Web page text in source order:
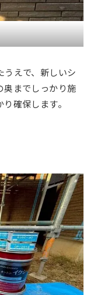
うえで、新しいシ
奥までしっかり施
確保します。